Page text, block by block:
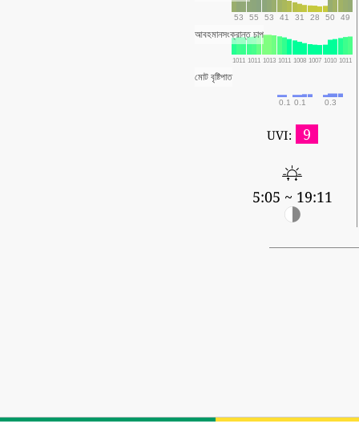
53 55 53 41 31 28 50 49
আবহমানসংক্রান্ত চাপ
1011 1011 1013 1011 1008 1007 1010 1011
মোট বৃষ্টিপাত
0.1 0.1 0.3
UVI: 9
5:05 ~ 19:11